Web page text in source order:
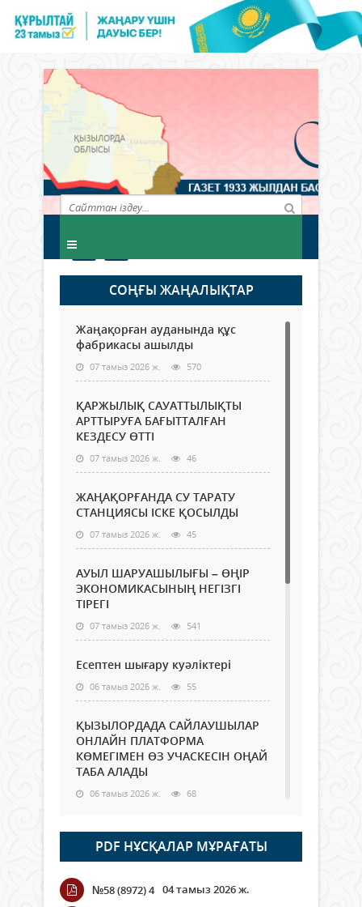
СОҢҒЫ ЖАҢАЛЫҚТАР
Жаңақорған ауданында құс
фабрикасы ашылды
07 тамыз 2026 ж. 570
ҚАРЖЫЛЫҚ САУАТТЫЛЫҚТЫ
АРТТЫРУҒА БАҒЫТТАЛҒАН
КЕЗДЕСУ ӨТТІ
07 тамыз 2026 ж. 46
ЖАҢАҚОРҒАНДА СУ ТАРАТУ
СТАНЦИЯСЫ ІСКЕ ҚОСЫЛДЫ
07 тамыз 2026 ж. 45
АУЫЛ ШАРУАШЫЛЫҒЫ – ӨҢІР
ЭКОНОМИКАСЫНЫҢ НЕГІЗГІ
ТІРЕГІ
07 тамыз 2026 ж. 541
Есептен шығару куәліктері
06 тамыз 2026 ж. 55
ҚЫЗЫЛОРДАДА САЙЛАУШЫЛАР
ОНЛАЙН ПЛАТФОРМА
КӨМЕГІМЕН ӨЗ УЧАСКЕСІН ОҢАЙ
ТАБА АЛАДЫ
06 тамыз 2026 ж. 68
Open Air: Қызылорда облысы
полиция департаменті 20
мыңнан астам көрерменнің
қауіпсіздігін қамтамасыз етті
06 тамыз 2026 ж.
PDF НҰСҚАЛАР МҰРАҒАТЫ
№58 (8972) 4 04 тамыз 2026 ж.